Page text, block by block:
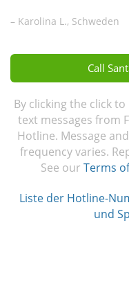
– Karolina L., Schweden
Call
By clicking the click
text messages from
Hotline. Message
frequency varies.
See our Terms
Liste der Hotline-
und